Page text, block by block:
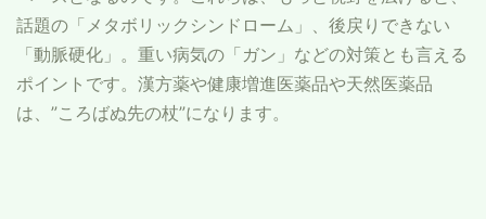
話題の「メタボリックシンドローム」、後戻りできない
「動脈硬化」。重い病気の「ガン」などの対策とも言える
ポイントです。漢方薬や健康増進医薬品や天然医薬品
は、”ころばぬ先の杖”になります。